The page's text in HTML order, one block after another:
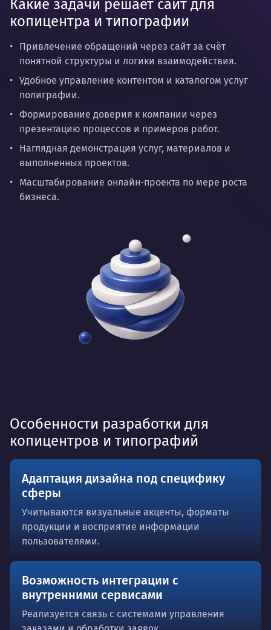
Какие задачи решает сайт для
копицентра и типографии
Привлечение обращений через сайт за счёт
понятной структуры и логики взаимодействия.
Удобное управление контентом и каталогом услуг
полиграфии.
Формирование доверия к компании через
презентацию процессов и примеров работ.
Наглядная демонстрация услуг, материалов и
выполненных проектов.
Масштабирование онлайн-проекта по мере роста
бизнеса.
Особенности разработки для
копицентров и типографий
Адаптация дизайна под специфику
сферы
Учитываются визуальные акценты, форматы
продукции и восприятие информации
пользователями.
Возможность интеграции с
внутренними сервисами
Реализуется связь с системами управления